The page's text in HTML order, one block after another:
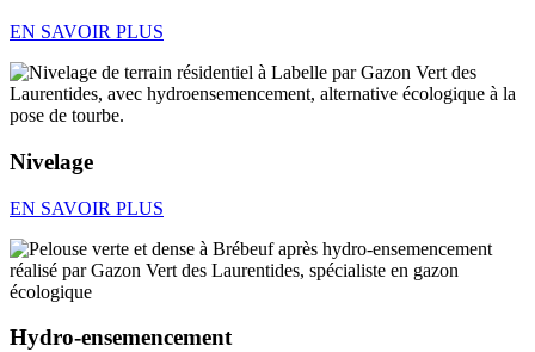
EN SAVOIR PLUS
Nivelage
EN SAVOIR PLUS
Hydro-ensemencement